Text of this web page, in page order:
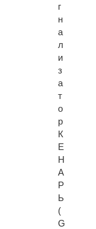
г
н
а
л
и
з
а
т
о
р
К
Е
Н
А
Р
Ь
(
G